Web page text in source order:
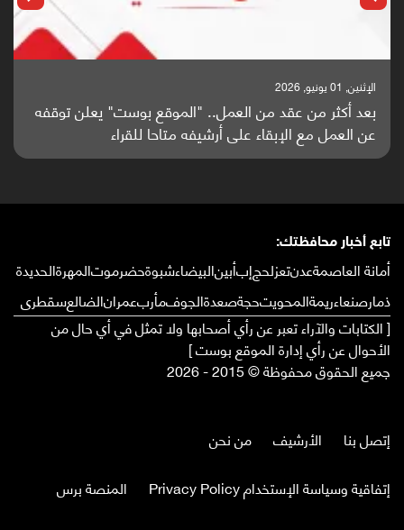
الإثنين, 25 مايو, 2026
باحثون من اليمن يدخلون سباق أبحاث ألزهايمر بدراسة
واعدة منشورة عالميا (ترجمة)
تابع أخبار محافظتك:
أمانة العاصمةعدنتعزلحجإبأبينالبيضاءشبوةحضرموتالمهرةالحديدة
ذمارصنعاءريمةالمحويتحجةصعدةالجوفمأربعمرانالضالعسقطرى
[ الكتابات والآراء تعبر عن رأي أصحابها ولا تمثل في أي حال من
الأحوال عن رأي إدارة الموقع بوست ]
جميع الحقوق محفوظة © 2015 - 2026
إتصل بنا الأرشيف
من نحن
إتفاقية وسياسة الإستخدام Privacy Policy
المنصة برس